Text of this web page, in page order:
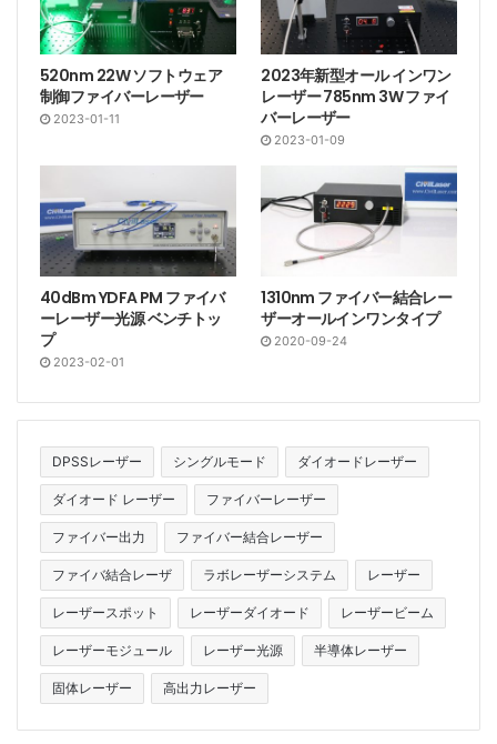
520nm 22W ソフトウェア
制御ファイバーレーザー
2023-01-11
2023年新型オール インワン
レーザー 785nm 3W ファイ
バーレーザー
2023-01-09
40dBm YDFA PM ファイバ
ーレーザー光源 ベンチトッ
プ
2023-02-01
1310nm ファイバー結合レー
ザーオールインワンタイプ
2020-09-24
DPSSレーザー シングルモード ダイオードレーザー
ダイオード レーザー ファイバーレーザー
ファイバー出力 ファイバー結合レーザー
ファイバ結合レーザ ラボレーザーシステム レーザー
レーザースポット レーザーダイオード レーザービーム
レーザーモジュール レーザー光源 半導体レーザー
固体レーザー 高出力レーザー